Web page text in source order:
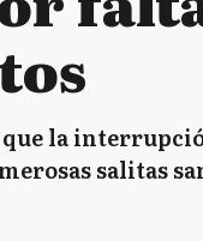
la
salitas